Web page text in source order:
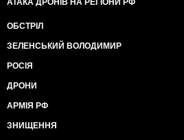
АТАКА ДРОНІВ НА РЕГІОНИ РФ
ОБСТРІЛ
ЗЕЛЕНСЬКИЙ ВОЛОДИМИР
РОСІЯ
ДРОНИ
АРМІЯ РФ
ЗНИЩЕННЯ